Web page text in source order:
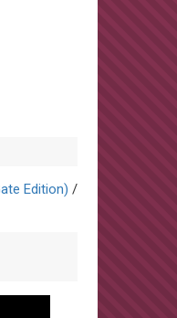
Edition) /